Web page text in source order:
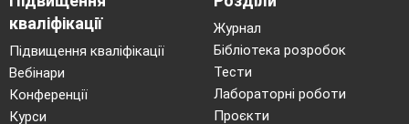
кваліфікації
Підвищення кваліфікації
Вебінари
Конференції
Курси
Журнал
Бібліотека розробок
Тести
Лабораторні роботи
Проєкти